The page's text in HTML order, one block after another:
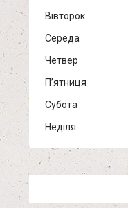
Вівторок
Середа
Четвер
Пʼятниця
Субота
Неділя